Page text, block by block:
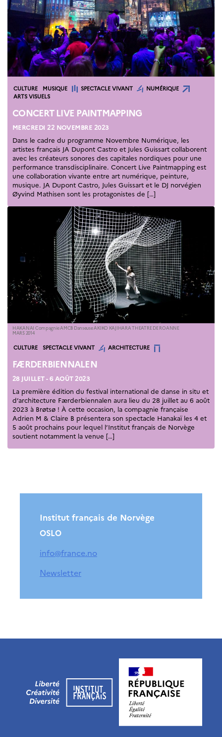
Catégories
CULTURE MUSIQUE SPECTACLE VIVANT
NUMÉRIQUE
ARTS VISUELS
CONCERT LIVE PAINTMAPPING
MERCREDI 22 NOVEMBRE 2023
Dans le cadre du programme Novembre Numérique, les
artistes français JA Dupont Castro et Jules Guissart collaborent
avec les créateurs sonores des capitales nordiques pour une
performance transdisciplinaire. Concert Live Paintmapping est
une collaboration vivante entre art numérique, peinture,
musique. JA Dupont Castro, Jules Guissart et le DJ norvégien
Øyvind Mathisen sont les protagonistes de […]
HAKANAI Compagnie AMCB Danseuse AKIKO KAJIHARA THEATRE DE ROANNE
MARS 2014
Catégories
CULTURE SPECTACLE VIVANT ARCHITECTURE
FÆRDERBIENNALEN
28 JUILLET - 6 AOÛT 2023
La première édition du festival international de danse in situ et
d’architecture Færderbiennalen aura lieu du 28 juillet au 6 août
2023 à Brøtsø ! À cette occasion, la compagnie française
Adrien M & Claire B présentera son spectacle Hanakaï les 4 et
5 août prochains pour lequel l’Institut français de Norvège
soutient notamment la venue […]
Institut français de Norvège
OSLO
info@france.no
Newsletter